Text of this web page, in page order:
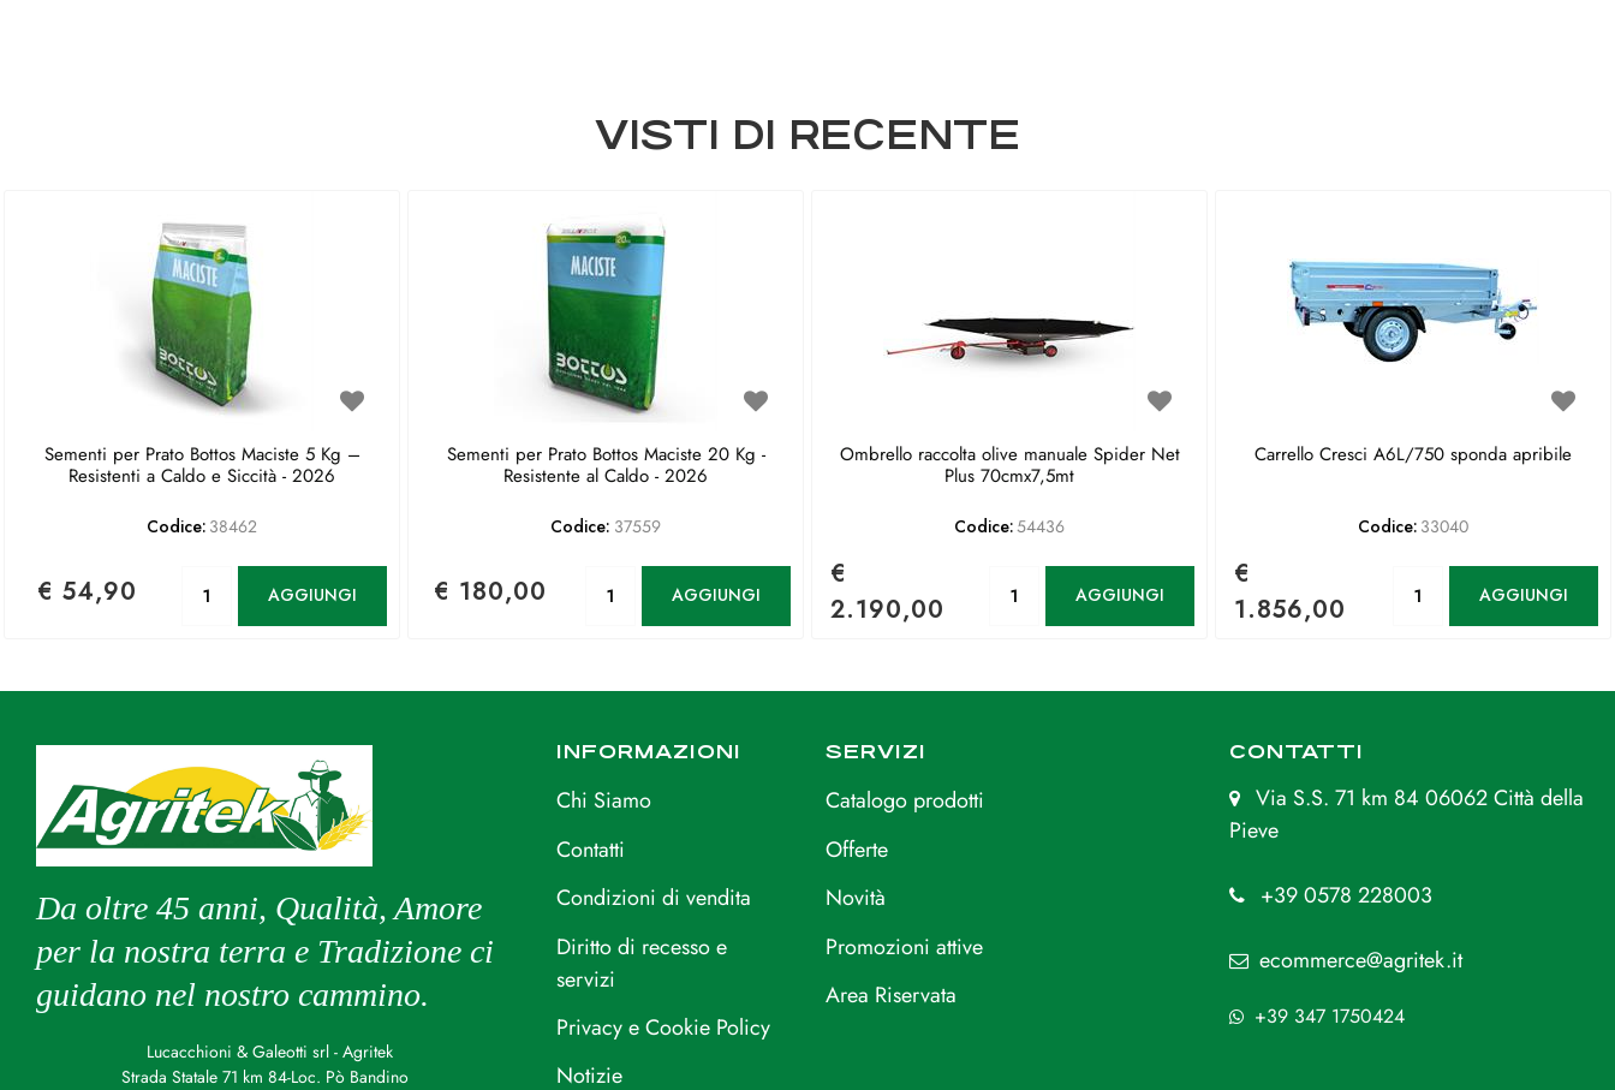
VISTI DI RECENTE
Sementi per Prato Bottos Maciste 5 Kg –
Resistenti a Caldo e Siccità - 2026
Codice: 38462
€ 54,90 AGGIUNGI
Sementi per Prato Bottos Maciste 20 Kg -
Resistente al Caldo - 2026
Codice: 37559
€ 180,00 AGGIUNGI
Ombrello raccolta olive manuale Spider Net
Plus 70cmx7,5mt
Codice:54436
€
2.190,00
AGGIUNGI
Carrello Cresci A6L/750 sponda apribile
Codice: 33040
€
1.856,00
AGGIUNGI
Da oltre 45 anni, Qualità, Amore
per la nostra terra e Tradizione ci
guidano nel nostro cammino.
Lucacchioni & Galeotti srl - Agritek
Strada Statale 71 km 84-Loc. Pò Bandino
INFORMAZIONI
Chi Siamo
Contatti
Condizioni di vendita
Diritto di recesso e
servizi
Privacy e Cookie Policy
Notizie
SERVIZI
Catalogo prodotti
Offerte
Novità
Promozioni attive
Area Riservata
CONTATTI
Via S.S. 71 km 84 06062 Città della
Pieve
+39 0578 228003
ecommerce@agritek.it
+39 347 1750424